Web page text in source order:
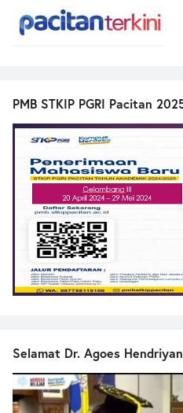
PMB STKIP PGRI Pacitan
Selamat Dr. Agoes